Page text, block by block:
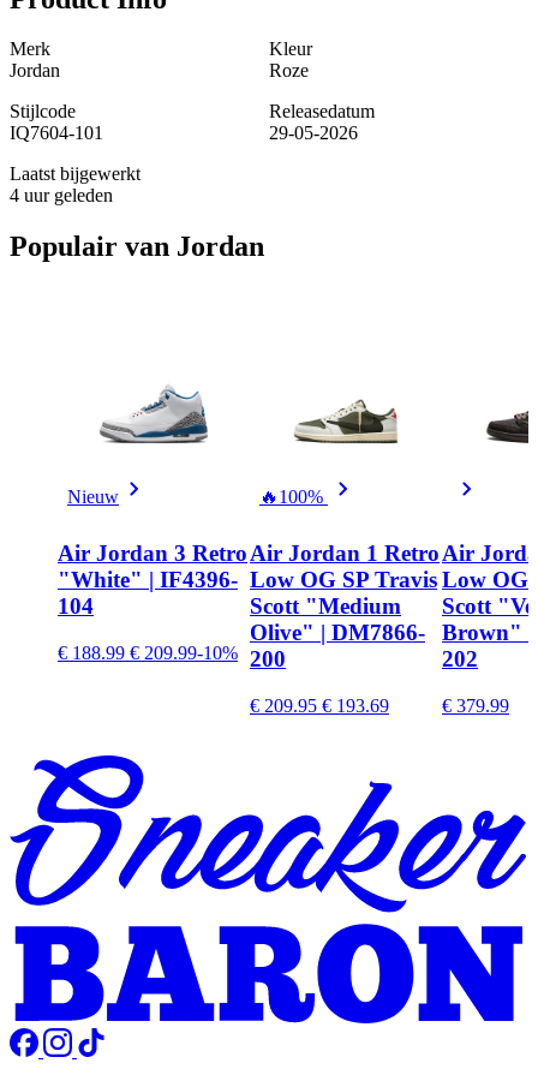
Merk
Jordan
Kleur
Roze
Stijlcode
IQ7604-101
Releasedatum
29-05-2026
Laatst bijgewerkt
4 uur geleden
Populair van Jordan
Nieuw
Air Jordan 3 Retro
"White" | IF4396-
104
€ 188.99 € 209.99-10%
🔥 100%
Air Jordan 1 Retro
Low OG SP Travis
Scott "Medium
Olive" | DM7866-
200
€ 209.95 € 193.69
Air
Low OG
Scott
Brown" |
202
€ 379.99